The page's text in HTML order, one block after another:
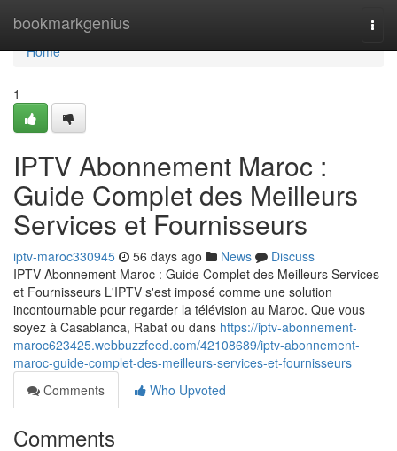
bookmarkgenius
Home
Home
1
IPTV Abonnement Maroc :
Guide Complet des Meilleurs
Services et Fournisseurs
iptv-maroc330945 56 days ago News
Discuss
IPTV Abonnement Maroc : Guide Complet des Meilleurs Services
et Fournisseurs L'IPTV s'est imposé comme une solution
incontournable pour regarder la télévision au Maroc. Que vous
soyez à Casablanca, Rabat ou dans https://iptv-abonnement-
maroc623425.webbuzzfeed.com/42108689/iptv-abonnement-
maroc-guide-complet-des-meilleurs-services-et-fournisseurs
Comments
Who Upvoted
Comments